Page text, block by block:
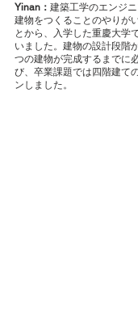
Yinan： 建築工学のエンジ
建物をつくることのやりが
とから、入学した重慶大学
いました。建物の設計段階
つの建物が完成するまでに
び、卒業課題では四階建て
ンしました。